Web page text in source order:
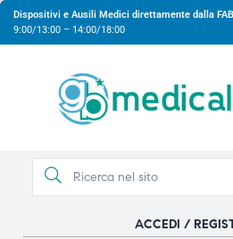
Dispositivi e Ausili Medici direttamente dalla
9:00/13:00 – 14:00/18:00
ACCEDI /